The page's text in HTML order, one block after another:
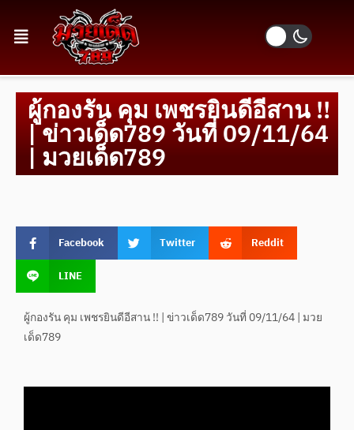
ผู้กองรัน คุม เพชรยินดีอีสาน !!
| ข่าวเด็ด789 วันที่ 09/11/64
| มวยเด็ด789
Facebook Twitter
Reddit
LINE
ผู้กองรัน คุม เพชรยินดีอีสาน !! | ข่าวเด็ด789 วันที่ 09/11/64 | มวย
เด็ด789